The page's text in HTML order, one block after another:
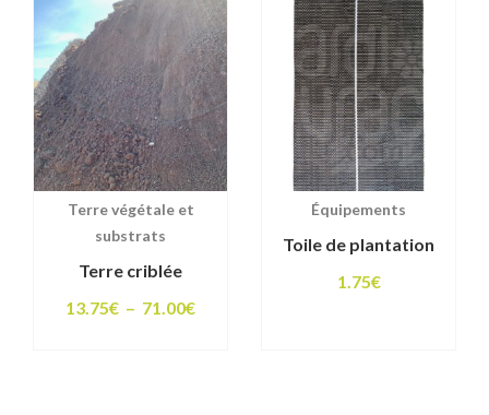
18.50€
à
90.00€
Terre végétale et
substrats
Terre criblée
13.75€ – 71.00€Plage
Équipements
Toile de plantation
1.75€